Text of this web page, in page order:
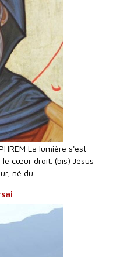
La lumière s'est
cœur droit. (bis) Jésus
né du...